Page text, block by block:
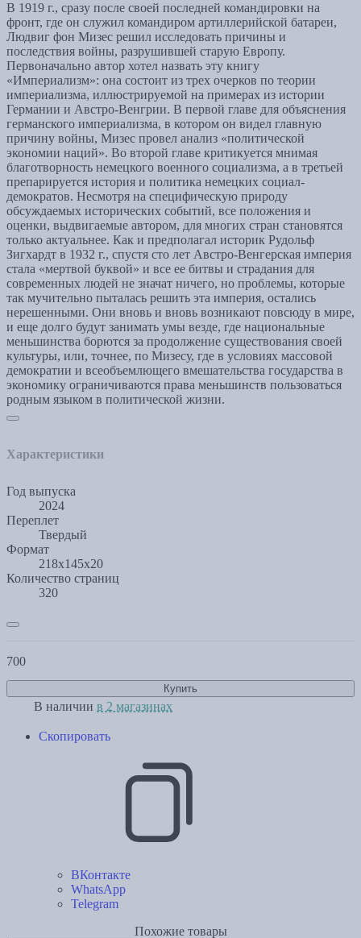
В 1919 г., сразу после своей последней командировки на
фронт, где он служил командиром артиллерийской батареи,
Людвиг фон Мизес решил исследовать причины и
последствия войны, разрушившей старую Европу.
Первоначально автор хотел назвать эту книгу
«Империализм»: она состоит из трех очерков по теории
империализма, иллюстрируемой на примерах из истории
Германии и Австро-Венгрии. В первой главе для объяснения
германского империализма, в котором он видел главную
причину войны, Мизес провел анализ «политической
экономии наций». Во второй главе критикуется мнимая
благотворность немецкого военного социализма, а в третьей
препарируется история и политика немецких социал-
демократов. Несмотря на специфическую природу
обсуждаемых исторических событий, все положения и
оценки, выдвигаемые автором, для многих стран становятся
только актуальнее. Как и предполагал историк Рудольф
Зигхардт в 1932 г., спустя сто лет Австро-Венгерская империя
стала «мертвой буквой» и все ее битвы и страдания для
современных людей не значат ничего, но проблемы, которые
так мучительно пыталась решить эта империя, остались
нерешенными. Они вновь и вновь возникают повсюду в мире,
и еще долго будут занимать умы везде, где национальные
меньшинства борются за продолжение существования своей
культуры, или, точнее, по Мизесу, где в условиях массовой
демократии и всеобъемлющего вмешательства государства в
экономику ограничиваются права меньшинств пользоваться
родным языком в политической жизни.
Характеристики
Год выпуска
2024
Переплет
Твердый
Формат
218х145х20
Количество страниц
320
700
Купить
В наличии в 2 магазинах
Скопировать
ВКонтакте
WhatsApp
Telegram
Похожие товары